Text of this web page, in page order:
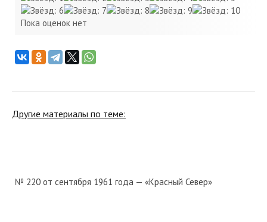
Пока оценок нет
Другие материалы по теме:
№ 220 от сентября 1961 года — «Красный Север»